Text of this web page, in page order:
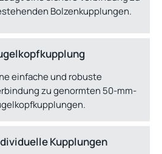
Bolzenkupplungen.
einfache und robuste
zu genormten 50-mm-
Kupplungen